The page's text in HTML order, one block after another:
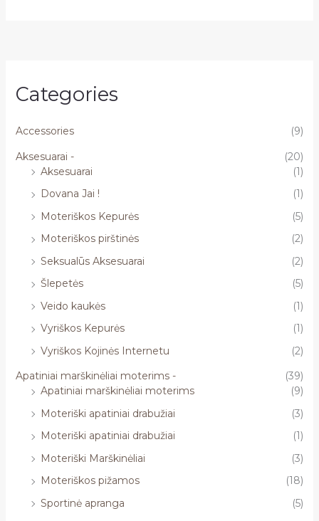
Categories
Accessories
(9)
Aksesuarai -
(20)
Aksesuarai
(1)
Dovana Jai !
(1)
Moteriškos Kepurės
(5)
Moteriškos pirštinės
(2)
Seksualūs Aksesuarai
(2)
Šlepetės
(5)
Veido kaukės
(1)
Vyriškos Kepurės
(1)
Vyriškos Kojinės Internetu
(2)
Apatiniai marškinėliai moterims -
(39)
Apatiniai marškinėliai moterims
(9)
Moteriški apatiniai drabužiai
(3)
Moteriški apatiniai drabužiai
(1)
Moteriški Marškinėliai
(3)
Moteriškos pižamos
(18)
Sportinė apranga
(5)